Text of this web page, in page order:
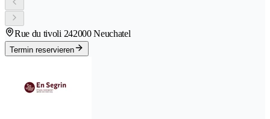
Rue du tivoli 242000 Neuchatel
Termin reservieren